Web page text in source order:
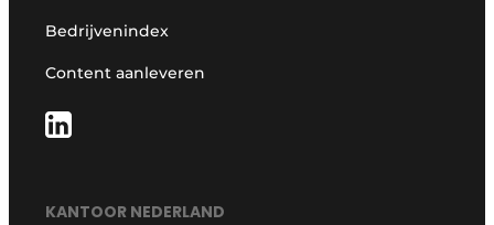
Bedrijvenindex
Content aanleveren
KANTOOR NEDERLAND